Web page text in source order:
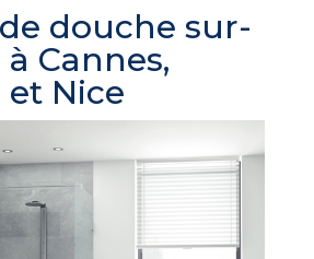
douche sur-
Cannes,
Nice